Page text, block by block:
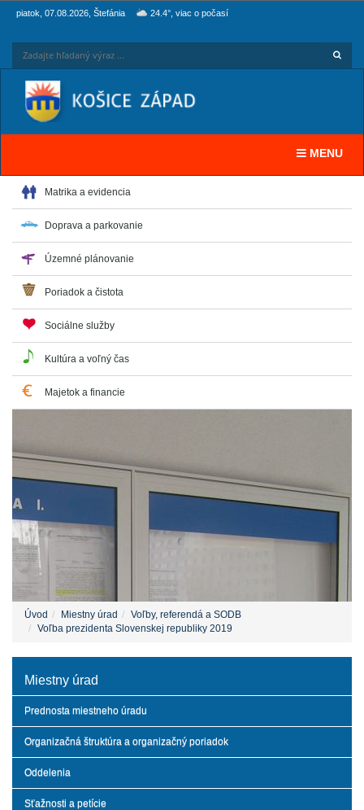
piatok, 07.08.2026, Štefánia 24.4°, viac o počasí
Toggle
MENU
Matrika a evidencia
Doprava a parkovanie
Územné plánovanie
Poriadok a čistota
Sociálne služby
Kultúra a voľný čas
Majetok a financie
Úvod Miestny úrad
Voľby, referendá a SODB
Voľba prezidenta Slovenskej republiky 2019
Miestny úrad
Prednosta miestneho úradu
Organizačná štruktúra a organizačný poriadok
Oddelenia
Sťažnosti a petície